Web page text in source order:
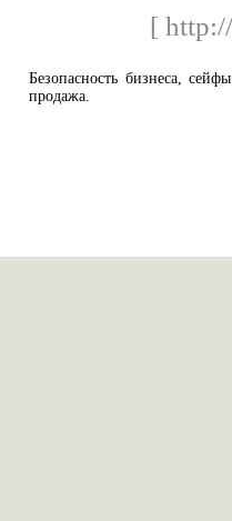
[
Безопасность бизнеса,
продажа.